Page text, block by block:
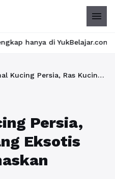
menu
YukBelajar.com. Mulai
Mengenal Kucing Persia, Ras Kucing yang Eksotis dan Menggemaskan
Persia,
Eksotis